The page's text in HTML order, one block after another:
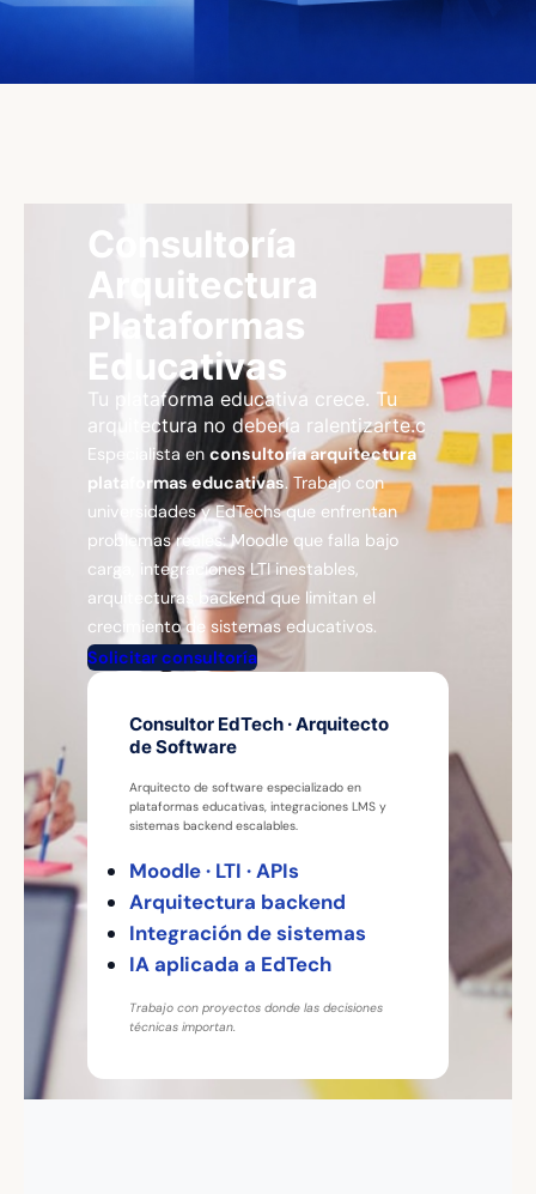
Consultoría
Arquitectura
Plataformas
Educativas
Tu plataforma educativa crece. Tu
arquitectura no debería ralentizarte.c
Especialista en consultoría arquitectura
plataformas educativas. Trabajo con
universidades y EdTechs que enfrentan
problemas reales: Moodle que falla bajo
carga, integraciones LTI inestables,
arquitecturas backend que limitan el
crecimiento de sistemas educativos.
Solicitar consultoría
Consultor EdTech · Arquitecto
de Software
Arquitecto de software especializado en
plataformas educativas, integraciones LMS y
sistemas backend escalables.
Moodle · LTI · APIs
Arquitectura backend
Integración de sistemas
IA aplicada a EdTech
Trabajo con proyectos donde las decisiones
técnicas importan.